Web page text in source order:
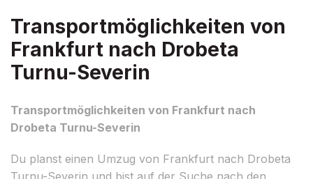
Transportmöglichkeiten von
Frankfurt nach Drobeta
Turnu-Severin
Transportmöglichkeiten von Frankfurt nach
Drobeta Turnu-Severin
Du planst einen Umzug von Frankfurt nach Drobeta
Turnu-Severin und bist auf der Suche nach den